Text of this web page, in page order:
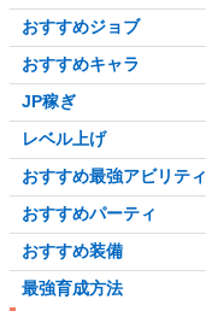
おすすめジョブ
おすすめキャラ
JP稼ぎ
レベル上げ
おすすめ最強アビリティ
おすすめパーティ
おすすめ装備
最強育成方法